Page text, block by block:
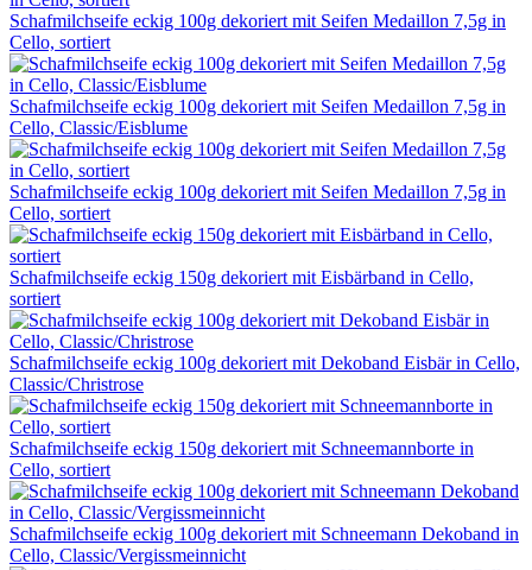
Schafmilchseife eckig 100g dekoriert mit Seifen Medaillon 7,5g in
Cello, sortiert
Schafmilchseife eckig 100g dekoriert mit Seifen Medaillon 7,5g in
Cello, Classic/Eisblume
Schafmilchseife eckig 100g dekoriert mit Seifen Medaillon 7,5g in
Cello, sortiert
Schafmilchseife eckig 150g dekoriert mit Eisbärband in Cello,
sortiert
Schafmilchseife eckig 100g dekoriert mit Dekoband Eisbär in Cello,
Classic/Christrose
Schafmilchseife eckig 150g dekoriert mit Schneemannborte in
Cello, sortiert
Schafmilchseife eckig 100g dekoriert mit Schneemann Dekoband in
Cello, Classic/Vergissmeinnicht